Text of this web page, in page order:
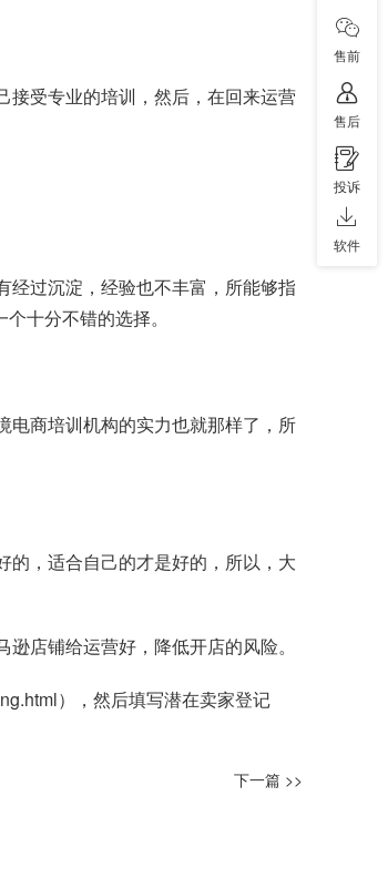
接受专业的培训，然后，在回来运营
经过沉淀，经验也不丰富，所能够指
十分不错的选择。
电商培训机构的实力也就那样了，所
的，适合自己的才是好的，所以，大
店铺给运营好，降低开店的风险。
），然后填写潜在卖家登记
下一篇 >>
售前
售后
投诉
软件